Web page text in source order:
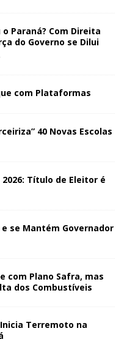
Paraná? Com Direita
do Governo se Dilui
com Plataformas
40 Novas Escolas
Título de Eleitor é
se Mantém Governador
com Plano Safra, mas
dos Combustíveis
Terremoto na